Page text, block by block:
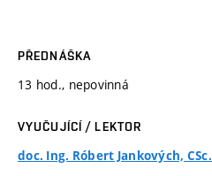
PŘEDNÁŠKA
13 hod., nepovinná
VYUČUJÍCÍ / LEKTOR
doc. Ing. Róbert Jankových, CSc.